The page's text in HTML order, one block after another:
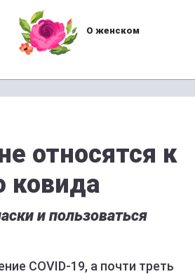
О женском
относятся к
ковида
и пользоваться
COVID-19, а почти треть